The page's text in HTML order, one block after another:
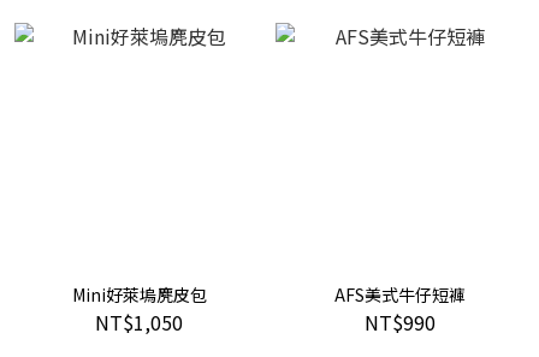
Mini好萊塢麂皮包
NT$1,050
AFS美式牛仔短褲
NT$990